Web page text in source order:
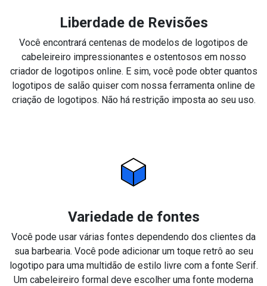
Liberdade de Revisões
Você encontrará centenas de modelos de logotipos de
cabeleireiro impressionantes e ostentosos em nosso
criador de logotipos online. E sim, você pode obter quantos
logotipos de salão quiser com nossa ferramenta online de
criação de logotipos. Não há restrição imposta ao seu uso.
Variedade de fontes
Você pode usar várias fontes dependendo dos clientes da
sua barbearia. Você pode adicionar um toque retrô ao seu
logotipo para uma multidão de estilo livre com a fonte Serif.
Um cabeleireiro formal deve escolher uma fonte moderna